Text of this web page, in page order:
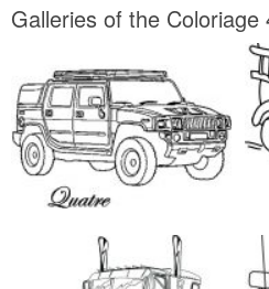
Galleries of the